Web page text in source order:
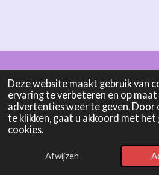
Deze website maakt gebruik van
ervaring te verbeteren en op
advertenties weer te geven. Door
te klikken, gaat u akkoord met het
cookies.
Afwijzen
© 2025 - 2026 Boonen Cremerie -
Powered byJouwWeb
E-mailadres